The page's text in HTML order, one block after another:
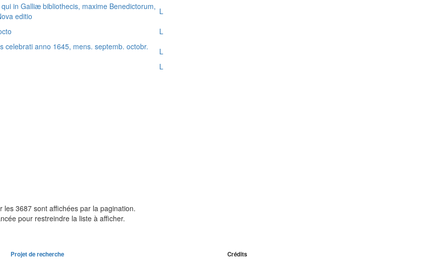
in Galliæ bibliothecis, maxime Benedictorum,
editio
L
L
celebrati anno 1645, mens. septemb. octobr.
L
L
3687 sont affichées par la pagination.
pour restreindre la liste à afficher.
Projet de recherche Crédits